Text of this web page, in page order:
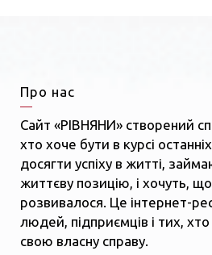
Про нас
Сайт «РІВНЯНИ» створений
хто хоче бути в курсі
досягти успіху в житті,
життєву позицію, і хочуть,
розвивалося. Це інтернет-
людей, підприємців і тих,
свою власну справу.